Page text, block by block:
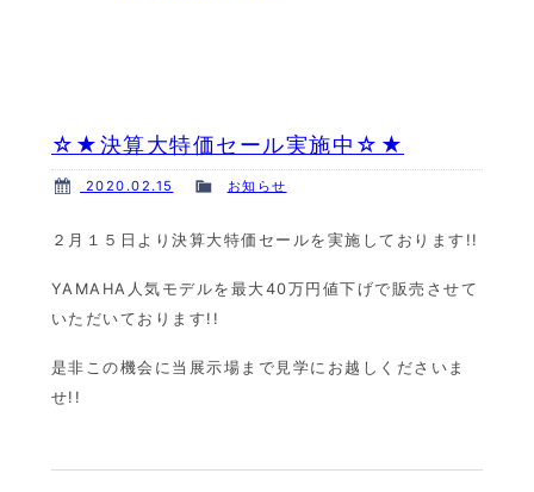
お問い合わせ
☆★決算大特価セール実施中☆★
2020.02.15 お知らせ
２月１５日より決算大特価セールを実施しております!!
YAMAHA人気モデルを最大40万円値下げで販売させて
いただいております!!
是非この機会に当展示場まで見学にお越しくださいま
せ!!